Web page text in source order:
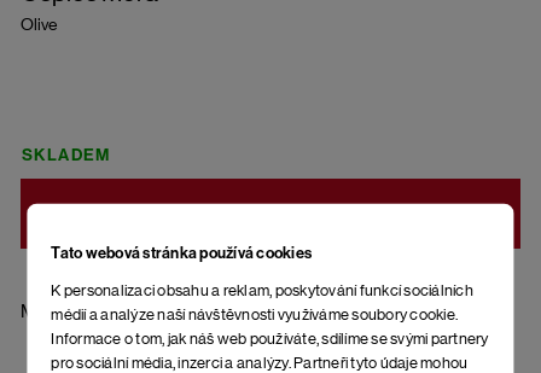
Tato webová stránka používá cookies
K personalizaci obsahu a reklam, poskytování funkcí sociálních
médií a analýze naší návštěvnosti využíváme soubory cookie.
Informace o tom, jak náš web používáte, sdílíme se svými partnery
pro sociální média, inzerci a analýzy. Partneři tyto údaje mohou
Olive
Materiál: 90 % vlna - merino, 10 % kašmír
SKLADEM